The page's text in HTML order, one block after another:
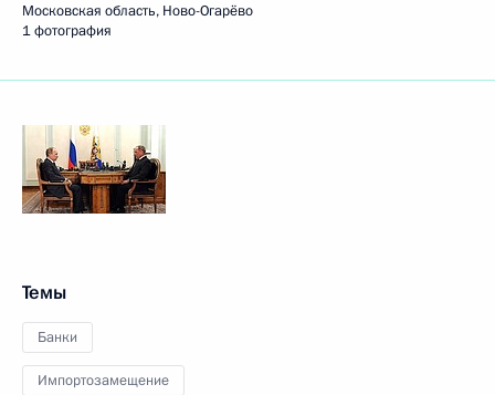
Московская область, Ново-Огарёво
1 фотография
Темы
Банки
Импортозамещение